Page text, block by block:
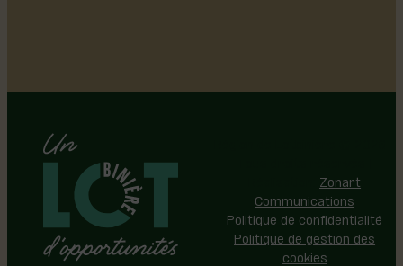
Zonart
Communications
Politique de confidentialité
Politique de gestion des
cookies